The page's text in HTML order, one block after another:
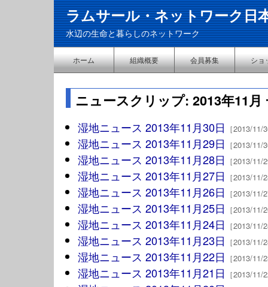
ラムサール・ネットワーク日
水辺の生命と暮らしのネットワーク
ホーム 組織概要 会員募集 ショ
ニュースクリップ: 2013年11月
湿地ニュース 2013年11月30日 ［2013/11/
湿地ニュース 2013年11月29日 ［2013/11/
湿地ニュース 2013年11月28日 ［2013/11/
湿地ニュース 2013年11月27日 ［2013/11/
湿地ニュース 2013年11月26日 ［2013/11/
湿地ニュース 2013年11月25日 ［2013/11/
湿地ニュース 2013年11月24日 ［2013/11/
湿地ニュース 2013年11月23日 ［2013/11/
湿地ニュース 2013年11月22日 ［2013/11/
湿地ニュース 2013年11月21日 ［2013/11/